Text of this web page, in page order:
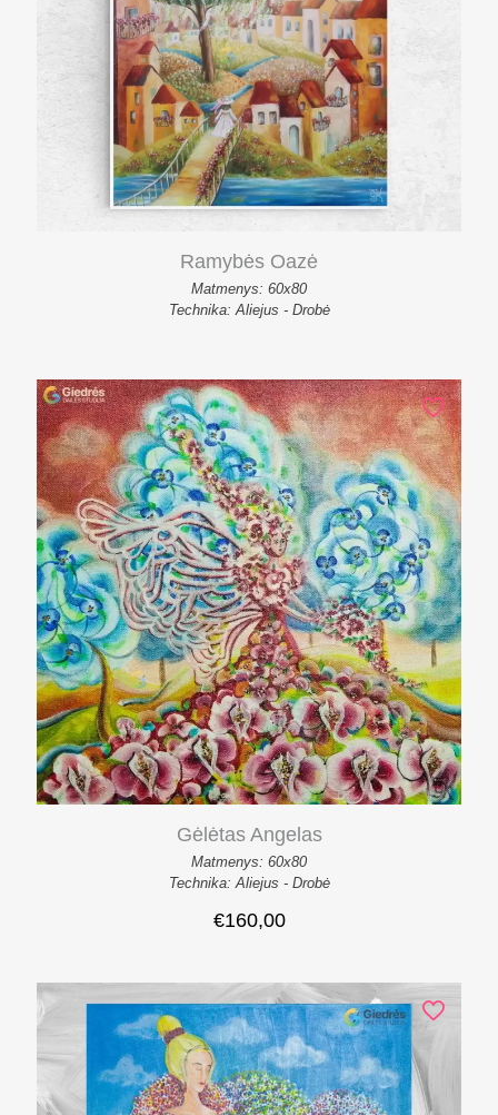
Ramybės Oazė
Matmenys: 60x80
Technika: Aliejus - Drobė
Gėlėtas Angelas
Matmenys: 60x80
Technika: Aliejus - Drobė
€160,00